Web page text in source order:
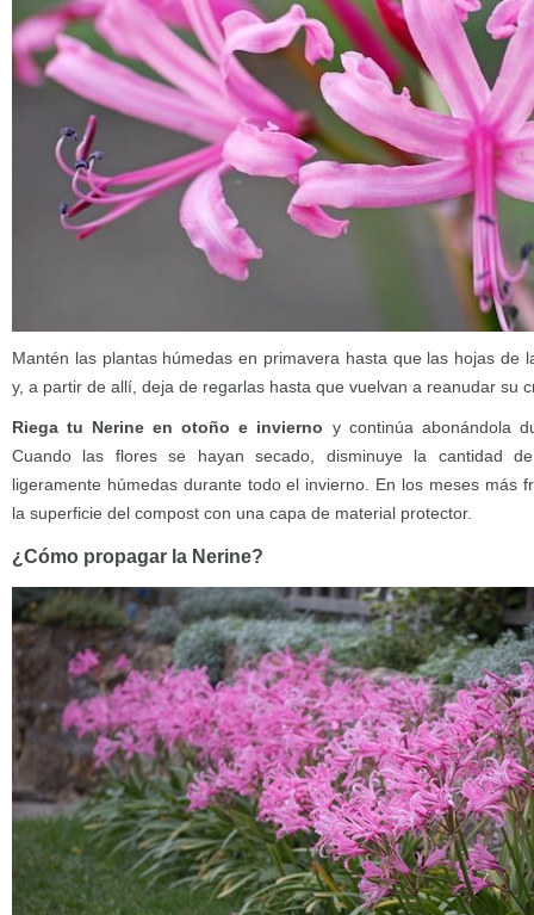
Mantén las plantas húmedas en primavera hasta que las hojas de
y, a partir de allí, deja de regarlas hasta que vuelvan a reanudar su
Riega tu Nerine en otoño e invierno y continúa abonándola
Cuando las flores se hayan secado, disminuye la cantidad
ligeramente húmedas durante todo el invierno. En los meses más
la superficie del compost con una capa de material protector.
¿Cómo propagar la Nerine?